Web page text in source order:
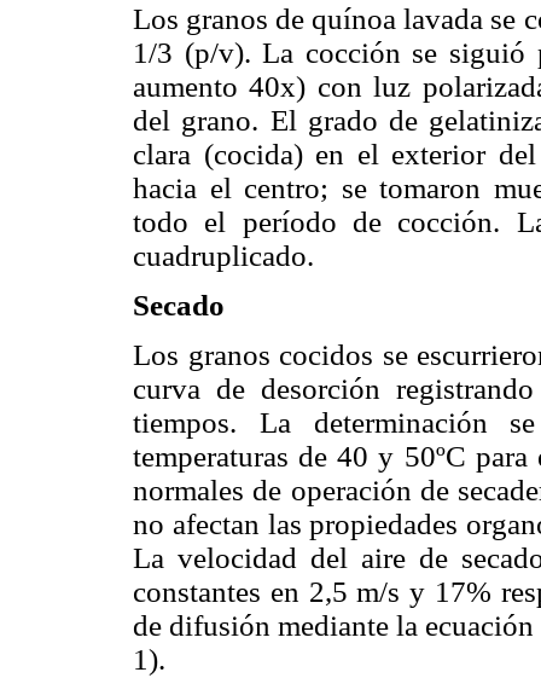
Los granos de quínoa lavada se
1/3 (p/v). La cocción se siguió
aumento 40x) con luz
del grano. El grado de
clara (cocida) en el exterior
hacia el centro; se tomaron
todo el período de cocción.
cuadruplicado.
Secado
Los granos cocidos se
curva de desorción
tiempos. La determinación
temperaturas de 40 y 50ºC
normales de operación de
no afectan las propiedades
La velocidad del aire de
constantes en 2,5 m/s y 17%
de difusión mediante la
1).